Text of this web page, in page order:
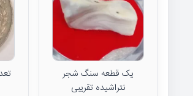
یک قطعه سنگ شجر
نتراشیده تقریبی